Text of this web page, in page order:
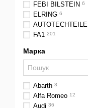
FEBI BILSTEIN 6
ELRING 6
AUTOTECHTEILE
FA1 201
Марка
Abarth 3
Alfa Romeo 12
Audi 36